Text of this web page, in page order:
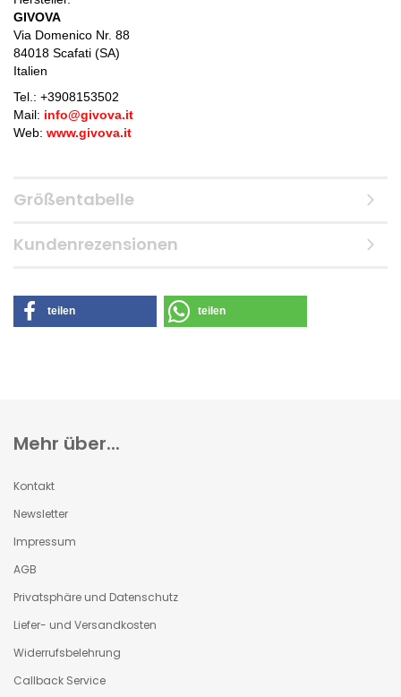
GIVOVA
Via Domenico Nr. 88
84018 Scafati (SA)
Italien
Tel.: +3908153502
Mail: info@givova.it
Web: www.givova.it
Größentabelle
Kundenrezensionen
teilen teilen
Mehr über...
Kontakt
Newsletter
Impressum
AGB
Privatsphäre und Datenschutz
Liefer- und Versandkosten
Widerrufsbelehrung
Callback Service